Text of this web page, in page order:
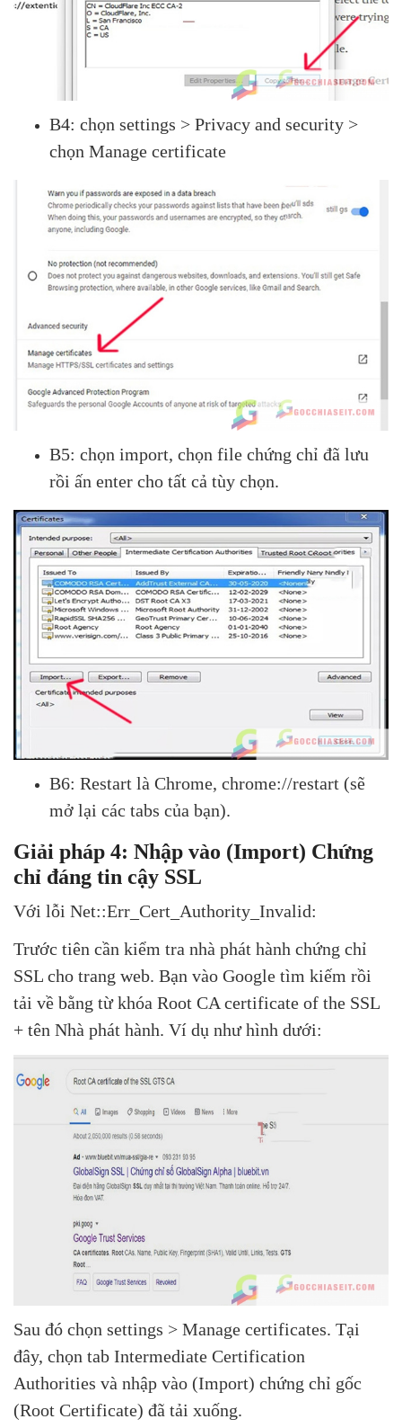
B4: chọn settings > Privacy and security >
chọn Manage certificate
B5: chọn import, chọn file chứng chỉ đã lưu
rồi ấn enter cho tất cả tùy chọn.
B6: Restart là Chrome, chrome://restart (sẽ
mở lại các tabs của bạn).
Giải pháp 4: Nhập vào (Import) Chứng
chỉ đáng tin cậy SSL
Với lỗi Net::Err_Cert_Authority_Invalid:
Trước tiên cần kiểm tra nhà phát hành chứng chỉ
SSL cho trang web. Bạn vào Google tìm kiếm rồi
tải về bằng từ khóa Root CA certificate of the SSL
+ tên Nhà phát hành. Ví dụ như hình dưới:
Sau đó chọn settings > Manage certificates. Tại
đây, chọn tab Intermediate Certification
Authorities và nhập vào (Import) chứng chỉ gốc
(Root Certificate) đã tải xuống.